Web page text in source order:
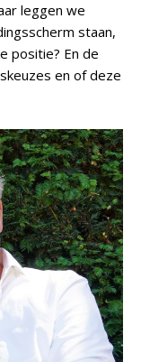
leggen we
staan,
positie? En de
en of deze